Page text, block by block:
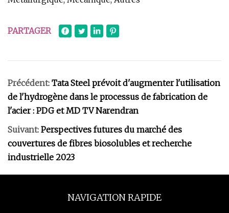
PARTAGER
Précédent: Tata Steel prévoit d'augmenter l'utilisation
de l'hydrogène dans le processus de fabrication de
l'acier : PDG et MD TV Narendran
Suivant: Perspectives futures du marché des
couvertures de fibres biosolubles et recherche
industrielle 2023
NAVIGATION RAPIDE